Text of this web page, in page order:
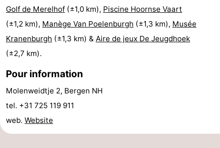
Points
de
vue
Attractions
-
Terrains
de
jeux
-
Parcours
de
mini-
Villages
&
villes
Nature
Sports
Golf de Merelhof (±1,0 km), Piscine Hoornse Vaart
(±1,2 km), Manège Van Poelenburgh (±1,3 km), Musée
Kranenburgh (±1,3 km) & Aire de jeux De Jeugdhoek
(±2,7 km).
Pour information
Molenweidtje 2, Bergen NH
tel. +31 725 119 911
web. Website